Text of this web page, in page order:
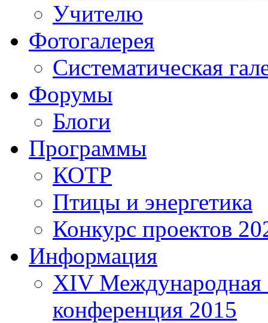
Учителю
Фотогалерея
Систематическая
Форумы
Блоги
Программы
КОТР
Птицы и энергетика
Конкурс проектов
Информация
XIV Международная
конференция 2015